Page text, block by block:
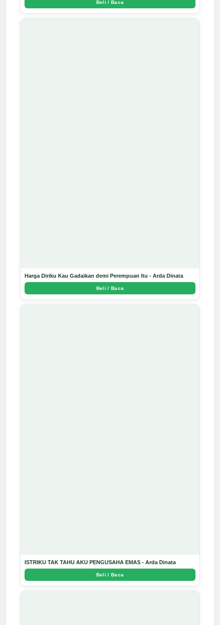
Beli / Baca
Harga Diriku Kau Gadaikan demi Perempuan Itu - Arda Dinata
Beli / Baca
ISTRIKU TAK TAHU AKU PENGUSAHA EMAS - Arda Dinata
Beli / Baca